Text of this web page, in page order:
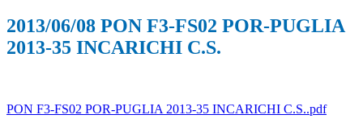
2013/06/08 PON F3-FS02 POR-PUGLIA
2013-35 INCARICHI C.S.
PON F3-FS02 POR-PUGLIA 2013-35 INCARICHI C.S..pdf